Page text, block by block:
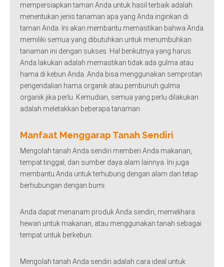
mempersiapkan taman Anda untuk hasil terbaik adalah
menentukan jenis tanaman apa yang Anda inginkan di
taman Anda. Ini akan membantu memastikan bahwa Anda
memiliki semua yang dibutuhkan untuk menumbuhkan
tanaman ini dengan sukses. Hal berikutnya yang harus
Anda lakukan adalah memastikan tidak ada gulma atau
hama di kebun Anda. Anda bisa menggunakan semprotan
pengendalian hama organik atau pembunuh gulma
organik jika perlu. Kemudian, semua yang perlu dilakukan
adalah meletakkan beberapa tanaman.
Manfaat Menggarap Tanah Sendiri
Mengolah tanah Anda sendiri memberi Anda makanan,
tempat tinggal, dan sumber daya alam lainnya. Ini juga
membantu Anda untuk terhubung dengan alam dan tetap
berhubungan dengan bumi.
Anda dapat menanam produk Anda sendiri, memelihara
hewan untuk makanan, atau menggunakan tanah sebagai
tempat untuk berkebun.
Mengolah tanah Anda sendiri adalah cara ideal untuk